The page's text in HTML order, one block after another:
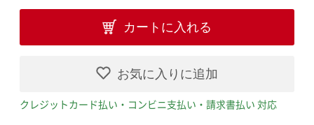
カートに入れる
お気に入りに追加
クレジットカード払い・コンビニ支払い・請求書払い 対応